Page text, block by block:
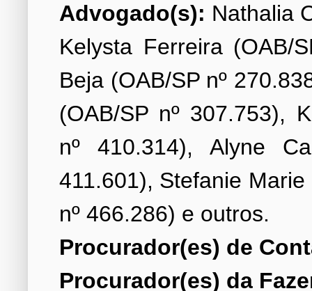
Advogado(s): Nathalia
Kelysta Ferreira (OAB/
Beja (OAB/SP nº
(OAB/SP nº 307.753),
nº 410.314), Alyne
411.601), Stefanie
Procurador(es) de
Procurador(es) da